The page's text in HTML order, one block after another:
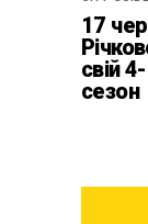
17
свій
сезон